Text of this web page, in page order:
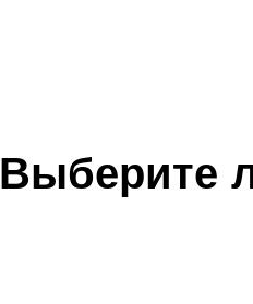
Выберите